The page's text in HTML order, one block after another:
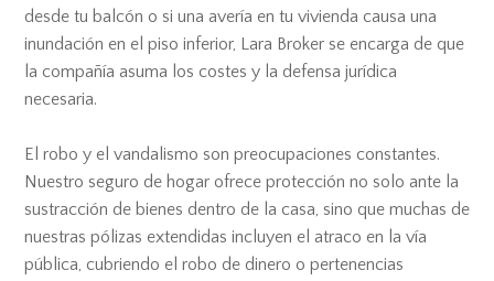
desde tu balcón o si una avería en tu vivienda causa una
inundación en el piso inferior, Lara Broker se encarga de que
la compañía asuma los costes y la defensa jurídica
necesaria.
El robo y el vandalismo son preocupaciones constantes.
Nuestro seguro de hogar ofrece protección no solo ante la
sustracción de bienes dentro de la casa, sino que muchas de
nuestras pólizas extendidas incluyen el atraco en la vía
pública, cubriendo el robo de dinero o pertenencias